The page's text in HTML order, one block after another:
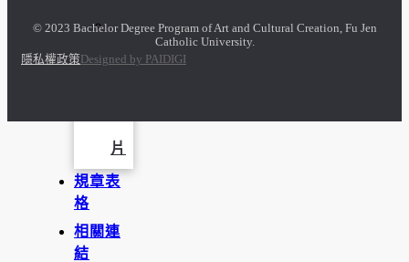
訪
談
片
規章表
格
相關連
結
© 2023 Bachelor Degree Program of Art and Cultural Creation, Fu Jen
Catholic University.
隱私權政策 Designed by PAIDIGI